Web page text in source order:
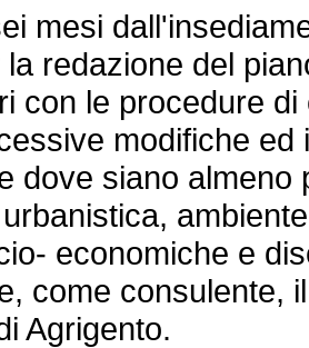
mesi
redazione del
con le procedure
modifiche ed
dove siano
economiche e
come consulente,
Agrigento.